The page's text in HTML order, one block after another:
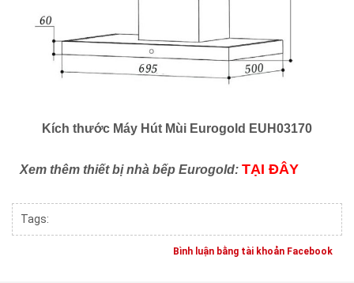
Kích thước Máy Hút Mùi Eurogold EUH03170
Xem thêm thiết bị nhà bếp Eurogold: TẠI ĐÂY
Tags:
Bình luận bằng tài khoản Facebook